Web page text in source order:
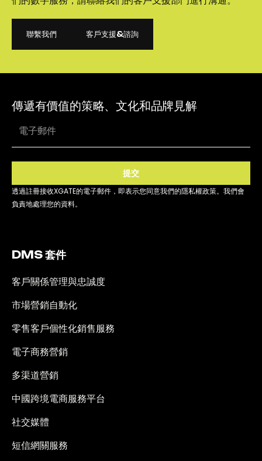
聯繫我們
客戶支援&諮詢
傳遞有價值的策略、文化和品牌見解
提交
透過註冊接收XGATE的電子郵件，即表示您同意我們的隱私權政策。我們會
負責地處理您的資料。
DMS 套件
客戶關係管理與忠誠度
市場營銷自動化
零售客戶個性化銷售服務
電子商務營銷
多渠道營銷
中國跨境電商服務平台
社交媒體
短信網關服務